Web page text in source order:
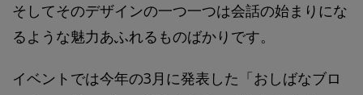
そしてそのデザインの一つ一つは会話の始まりにな
るような魅力あふれるものばかりです。
イベントでは今年の3月に発表した「おしばなブロ